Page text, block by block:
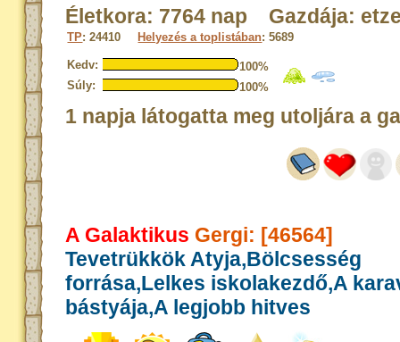
Életkora: 7764 nap Gazdája:
TP: 24410 Helyezés a toplistában: 5689
Kedv:
100%
Súly:
100%
1 napja látogatta meg utoljára a
A Galaktikus Gergi: [46564]
Tevetrükkök Atyja,Bölcsesség
forrása,Lelkes iskolakezdő,A
bástyája,A legjobb hitves